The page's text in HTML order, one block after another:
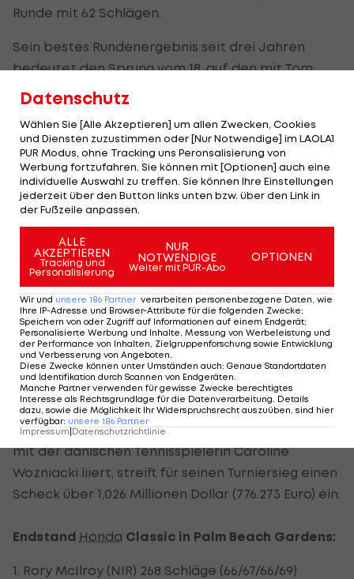
Runde mit 62 Schlägen.
Sein bestes Rundenergebnis seit drei Jahren
bedeutet den Sprung vom 18. auf den mit Tom
Gillis (USA) geteilten zweiten Rang.
Nordire erweist sich als nervenstark
McIlroy verteidigt seinen Vorsprung auf den
letzten Löchern aber souverän und mit der
nötigen Ruhe.
"Es war immer ein Traum für mich, Erster der
Weltrangliste zu werden, bester Spieler der Welt
oder wie auch immer man es nennen will."
"Aber ich dachte nicht, dass ich es so schnell
schaffe. Hoffentlich kann ich mich ein Weilchen
dort halten", erklärt der Sieger derUS Open2011.
1,026 Mio. Dollar Preisgeld
Der im nordirischen Holywood geborene McIlroy,
mit der dänischen Tennisspielerin Caroline
Wozniacki liiert, streift für seinen Turniersieg einen
Scheck über 1,026 Millionen Dollar (776.273 Euro) ein.
Endstand Honda Classic in Palm Beach Gardens:
1. Rory McIlroy (NIR) 268 Schläge (66/67/66/69)
Datenschutz
Wählen Sie [Alle Akzeptieren] um allen Zwecken, Cookies
und Diensten zuzustimmen oder [Nur Notwendige] im LAOLA1
PUR Modus, ohne Tracking uns Peronsalisierung von
Werbung fortzufahren. Sie können mit [Optionen] auch eine
individuelle Auswahl zu treffen. Sie können Ihre Einstellungen
jederzeit über den Button links unten bzw. über den Link in
der Fußzeile anpassen.
ALLE
AKZEPTIEREN
Tracking und
Personalisierung
NUR
NOTWENDIGE
Weiter mit PUR-Abo
OPTIONEN
Wir und unsere 186 Partner verarbeiten personenbezogene Daten, wie
Ihre IP-Adresse und Browser-Attribute für die folgenden Zwecke:
Speichern von oder Zugriff auf Informationen auf einem Endgerät;
Personalisierte Werbung und Inhalte, Messung von Werbeleistung und
der Performance von Inhalten, Zielgruppenforschung sowie Entwicklung
und Verbesserung von Angeboten
Diese Zwecke können unter Umständen auch: Genaue Standortdaten
und Identifikation durch Scannen von Endgeräten
Manche Partner verwenden für gewisse Zwecke berechtigtes
Interesse als Rechtsgrundlage für die Datenverarbeitung. Details
dazu, sowie die Möglichkeit Ihr Widerspruchsrecht auszuüben, sind hier
verfügbar: unsere 186 Partner
Impressum|Datenschutzrichtlinie